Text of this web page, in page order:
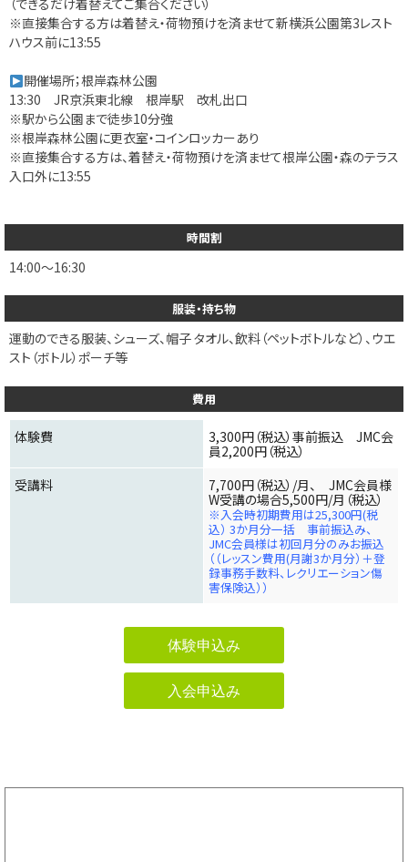
（できるだけ着替えてご集合ください）
※直接集合する方は着替え・荷物預けを済ませて新横浜公園第3レスト
ハウス前に13:55
開催場所；根岸森林公園
13:30 JR京浜東北線 根岸駅 改札出口
※駅から公園まで徒歩10分強
※根岸森林公園に更衣室・コインロッカーあり
※直接集合する方は、着替え・荷物預けを済ませて根岸公園・森のテラス
入口外に13:55
時間割
14:00～16:30
服装・持ち物
運動のできる服装、シューズ、帽子 タオル、飲料（ペットボトルなど）、ウエ
スト（ボトル）ポーチ等
費用
体験費
3,300円（税込）事前振込 JMC会
員2,200円（税込）
受講料
7,700円（税込）/月、 JMC会員様
W受講の場合5,500円/月（税込）
※入会時初期費用は25,300円(税
込） 3か月分一括 事前振込み、
JMC会員様は初回月分のみお振込
（（レッスン費用(月謝3か月分）＋登
録事務手数料、レクリエーション傷
害保険込））
体験申込み
入会申込み